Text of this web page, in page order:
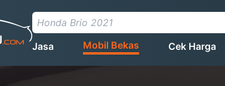
Jasa Mobil Bekas Cek Harga